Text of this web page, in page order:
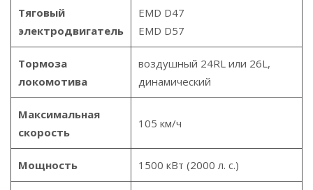
Тяговый
электродвигатель
EMD D47
EMD D57
Тормоза
локомотива
воздушный 24RL или 26L,
динамический
Максимальная
скорость
105 км/ч
Мощность 1500 кВт (2000 л. с.)